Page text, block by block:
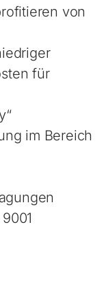
von
für
im Bereich